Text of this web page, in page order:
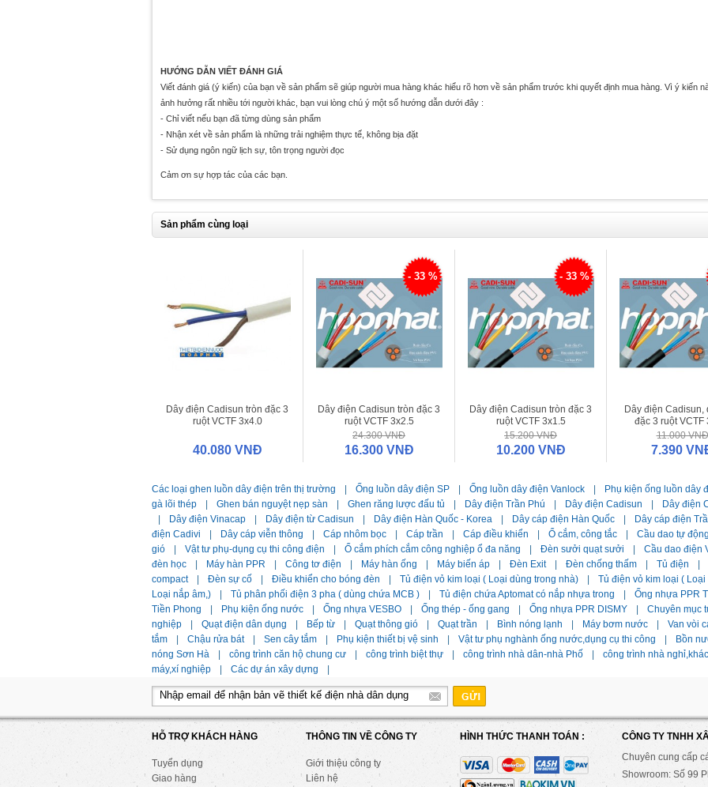
HƯỚNG DẪN VIẾT ĐÁNH GIÁ
Viết đánh giá (ý kiến) của bạn về sản phẩm sẽ giúp người mua hàng khác hiểu rõ hơn về sản phẩm trước khi quyết định mua hàng. Vì ý kiến
ảnh hưởng rất nhiều tới người khác, bạn vui lòng chú ý một số hướng dẫn dưới đây :
- Chỉ viết nếu bạn đã từng dùng sản phẩm
- Nhận xét về sản phẩm là những trải nghiệm thực tế, không bịa đặt
- Sử dụng ngôn ngữ lịch sự, tôn trọng người đọc
Cảm ơn sự hợp tác của các bạn.
Sản phẩm cùng loại
Dây điện Cadisun tròn đặc 3
ruột VCTF 3x4.0
40.080 VNĐ
- 33 %
Dây điện Cadisun tròn đặc 3
ruột VCTF 3x2.5
24.300 VNĐ
16.300 VNĐ
- 33 %
Dây điện Cadisun tròn đặc 3
ruột VCTF 3x1.5
15.200 VNĐ
10.200 VNĐ
Dây điện Cadisun,
đặc 3 ruột VCTF
11.000 VNĐ
7.390
Các loại ghen luồn dây điện trên thị trường Ống luồn dây điện SP Ống luồn dây điện Vanlock
Phụ kiện ống luồn dây
gà lõi thép
Ghen bán nguyệt nẹp sàn Ghen răng lược đấu tủ Dây điện Trần Phú Dây điện Cadisun
Dây điện
Dây điện Vinacap Dây điện từ Cadisun Dây điện Hàn Quốc - Korea Dây cáp điện Hàn Quốc
Dây cáp điện
điện Cadivi
Dây cáp viễn thông Cáp nhôm bọc Cáp trần Cáp điều khiển Ổ cắm, công tắc
Cầu dao tự
gió
Vật tư phụ-dụng cụ thi công điện Ổ cắm phích cắm công nghiệp ổ đa năng Đèn sưởi quạt sưởi
Cầu dao điện
đèn học
Máy hàn PPR Công tơ điện Máy hàn ống Máy biến áp Đèn Exit Đèn chống thấm Tủ điện
compact
Đèn sự cố Điều khiển cho bóng đèn Tủ điện vỏ kim loại ( Loại dùng trong nhà)
Tủ điện vỏ kim loại (
Loại nắp âm,)
Tủ phân phối điện 3 pha ( dùng chứa MCB ) Tủ điện chứa Aptomat có nắp nhựa trong
Ống nhựa PPR
Tiền Phong
Phụ kiện ống nước Ống nhựa VESBO Ống thép - ống gang Ống nhựa PPR DISMY
Chuyên mục
nghiệp
Quạt điện dân dụng Bếp từ Quạt thông gió Quạt trần Bình nóng lạnh Máy bơm nước
Van vòi
tắm
Chậu rửa bát Sen cây tắm Phụ kiện thiết bị vệ sinh Vật tư phụ nghành ống nước,dụng cụ thi công
Bồn
nóng Sơn Hà
công trình căn hộ chung cư công trình biệt thự công trình nhà dân-nhà Phố
công trình nhà
máy,xí nghiệp
Các dự án xây dựng
HỖ TRỢ KHÁCH HÀNG
Tuyển dụng
Giao hàng
THÔNG TIN VỀ CÔNG TY
Giới thiệu công ty
Liên hệ
HÌNH THỨC THANH TOÁN :
CÔNG TY TNHH
Chuyên cung cấp
Showroom: Số 99